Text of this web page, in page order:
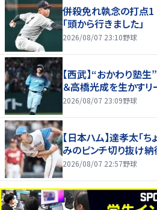
併殺免れ執念の打点
「頭から行きました」
2026/08/07 23:10野球
【西武】“おかわり塾
＆高橋光成を生かすリ
2026/08/07 23:09野球
【日本ハム】達孝太「
みのピンチ切り抜け納
2026/08/07 22:57野球